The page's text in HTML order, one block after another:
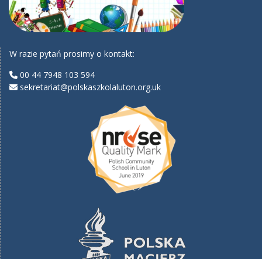
W razie pytań prosimy o kontakt:
00 44 7948 103 594
sekretariat@polskaszkolaluton.org.uk